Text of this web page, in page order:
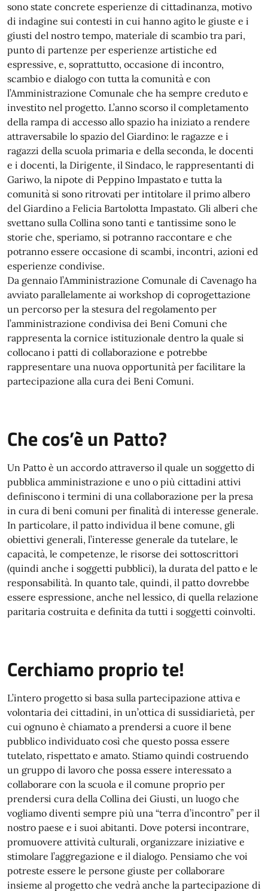
sono state concrete esperienze di cittadinanza, motivo
di indagine sui contesti in cui hanno agito le giuste e i
giusti del nostro tempo, materiale di scambio tra pari,
punto di partenze per esperienze artistiche ed
espressive, e, soprattutto, occasione di incontro,
scambio e dialogo con tutta la comunità e con
l’Amministrazione Comunale che ha sempre creduto e
investito nel progetto. L’anno scorso il completamento
della rampa di accesso allo spazio ha iniziato a rendere
attraversabile lo spazio del Giardino: le ragazze e i
ragazzi della scuola primaria e della seconda, le docenti
e i docenti, la Dirigente, il Sindaco, le rappresentanti di
Gariwo, la nipote di Peppino Impastato e tutta la
comunità si sono ritrovati per intitolare il primo albero
del Giardino a Felicia Bartolotta Impastato. Gli alberi che
svettano sulla Collina sono tanti e tantissime sono le
storie che, speriamo, si potranno raccontare e che
potranno essere occasione di scambi, incontri, azioni ed
esperienze condivise.
Da gennaio l’Amministrazione Comunale di Cavenago ha
avviato parallelamente ai workshop di coprogettazione
un percorso per la stesura del regolamento per
l’amministrazione condivisa dei Beni Comuni che
rappresenta la cornice istituzionale dentro la quale si
collocano i patti di collaborazione e potrebbe
rappresentare una nuova opportunità per facilitare la
partecipazione alla cura dei Beni Comuni.
Che cos’è un Patto?
Un Patto è un accordo attraverso il quale un soggetto di
pubblica amministrazione e uno o più cittadini attivi
definiscono i termini di una collaborazione per la presa
in cura di beni comuni per finalità di interesse generale.
In particolare, il patto individua il bene comune, gli
obiettivi generali, l’interesse generale da tutelare, le
capacità, le competenze, le risorse dei sottoscrittori
(quindi anche i soggetti pubblici), la durata del patto e le
responsabilità. In quanto tale, quindi, il patto dovrebbe
essere espressione, anche nel lessico, di quella relazione
paritaria costruita e definita da tutti i soggetti coinvolti.
Cerchiamo proprio te!
L’intero progetto si basa sulla partecipazione attiva e
volontaria dei cittadini, in un’ottica di sussidiarietà, per
cui ognuno è chiamato a prendersi a cuore il bene
pubblico individuato così che questo possa essere
tutelato, rispettato e amato. Stiamo quindi costruendo
un gruppo di lavoro che possa essere interessato a
collaborare con la scuola e il comune proprio per
prendersi cura della Collina dei Giusti, un luogo che
vogliamo diventi sempre più una “terra d’incontro” per il
nostro paese e i suoi abitanti. Dove potersi incontrare,
promuovere attività culturali, organizzare iniziative e
stimolare l’aggregazione e il dialogo. Pensiamo che voi
potreste essere le persone giuste per collaborare
insieme al progetto che vedrà anche la partecipazione di